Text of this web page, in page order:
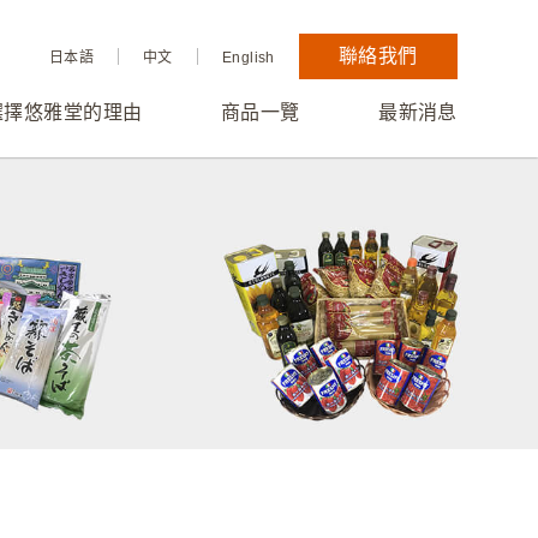
日本語 中文 English 聯絡我們
擇悠雅堂的理由 商品一覽 最新消息